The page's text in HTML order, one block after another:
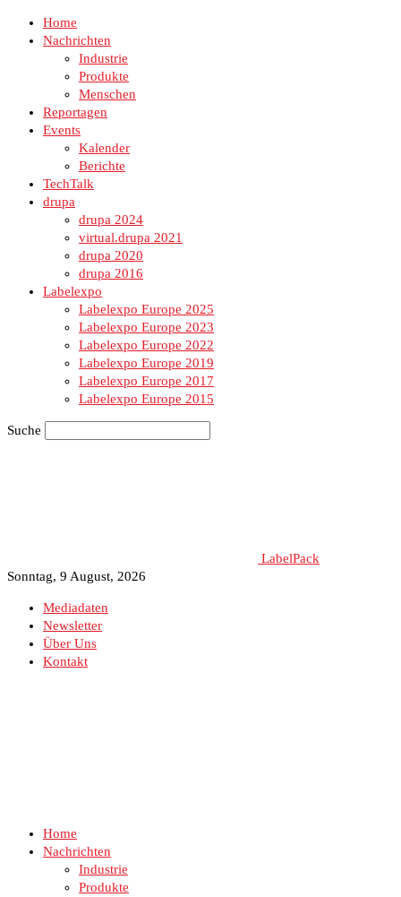
Home
Nachrichten
Industrie
Produkte
Menschen
Reportagen
Events
Kalender
Berichte
TechTalk
drupa
drupa 2024
virtual.drupa 2021
drupa 2020
drupa 2016
Labelexpo
Labelexpo Europe 2025
Labelexpo Europe 2023
Labelexpo Europe 2022
Labelexpo Europe 2019
Labelexpo Europe 2017
Labelexpo Europe 2015
Suche
LabelPack
Sonntag, 9 August, 2026
Mediadaten
Newsletter
Über Uns
Kontakt
Home
Nachrichten
Industrie
Produkte